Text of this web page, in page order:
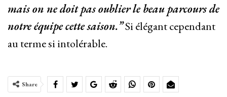
mais on ne doit pas oublier le beau parcours de
notre équipe cette saison.”Si élégant cependant
au terme si intolérable.
Share